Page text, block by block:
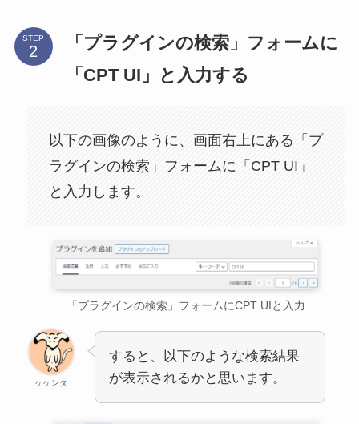
STEP
「プラグインの検索」フォームに
「CPT UI」と入力する
以下の画像のように、画面右上にある「プ
ラグインの検索」フォームに「CPT UI」
と入力します。
「プラグインの検索」フォームにCPT UIと入力
ケケンタ
すると、以下のような検索結果
が表示されるかと思います。